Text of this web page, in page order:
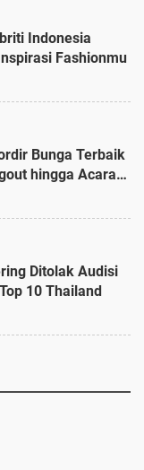
Indonesia
Fashionmu
Bunga Terbaik
hingga Acara
Ditolak Audisi
10 Thailand